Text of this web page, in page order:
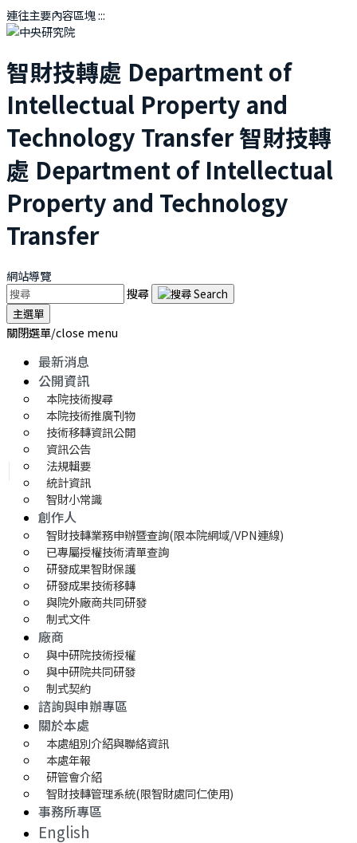
連往主要內容區塊:::
智財技轉處 Department of
Intellectual Property and
Technology Transfer智財技轉
處 Department of Intellectual
Property and Technology
Transfer
網站導覽
搜尋
主選單
關閉選單/close menu
最新消息
公開資訊
本院技術搜尋
本院技術推廣刊物
技術移轉資訊公開
資訊公告
法規輯要
統計資訊
智財小常識
創作人
智財技轉業務申辦暨查詢(限本院網域/VPN連線)
已專屬授權技術清單查詢
研發成果智財保護
研發成果技術移轉
與院外廠商共同研發
制式文件
廠商
與中研院技術授權
與中研院共同研發
制式契約
諮詢與申辦專區
關於本處
本處組別介紹與聯絡資訊
本處年報
研管會介紹
智財技轉管理系統(限智財處同仁使用)
事務所專區
English